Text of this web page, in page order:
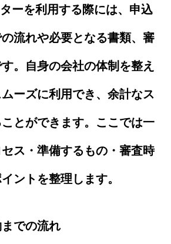
ーを利用する際には、申込
流れや必要となる書類、審
。自身の会社の体制を整え
ーズに利用でき、余計なス
ことができます。ここでは一
ス・準備するもの・審査時
ントを整理します。
での流れ